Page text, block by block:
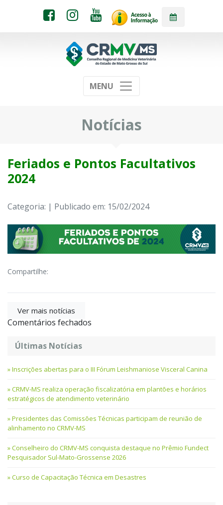
MENU
Notícias
Feriados e Pontos Facultativos
2024
Categoria: | Publicado em: 15/02/2024
Compartilhe:
Ver mais notícias
Comentários fechados
Últimas Notícias
Inscrições abertas para o III Fórum Leishmaniose Visceral Canina
CRMV-MS realiza operação fiscalizatória em plantões e horários
estratégicos de atendimento veterinário
Presidentes das Comissões Técnicas participam de reunião de
alinhamento no CRMV-MS
Conselheiro do CRMV-MS conquista destaque no Prêmio Fundect
Pesquisador Sul-Mato-Grossense 2026
Curso de Capacitação Técnica em Desastres